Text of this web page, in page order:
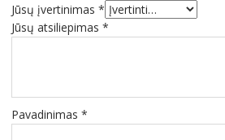
Jūsų įvertinimas *
Jūsų atsiliepimas *
Pavadinimas *